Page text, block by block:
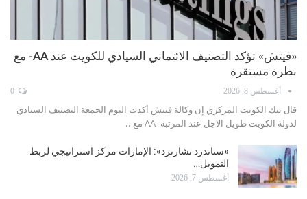
«فيتش» تؤكد التصنيف الائتماني السيادي للكويت عند AA- مع
نظرة مستقرة
أغسطس 8, 2026
قال بنك الكويت المركزي إن وكالة فيتش أكدت اليوم الجمعة التصنيف السيادي
لدولة الكويت طويل الاجل عند المرتبة -AA مع…
«ستاندرد تشارترد»: الإمارات مركز استراتيجي لربط
التمويل…
أغسطس 7, 2026